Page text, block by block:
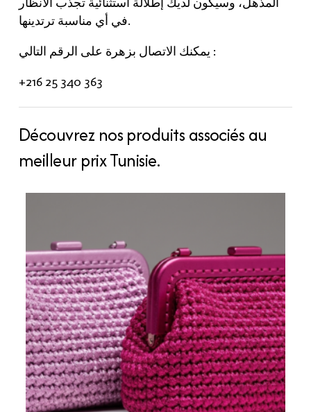
في أي مناسبة ترتدينها.
يمكنك الاتصال بزهرة على الرقم التالي :
+216 25 340 363
Découvrez nos produits associés au
meilleur prix Tunisie.